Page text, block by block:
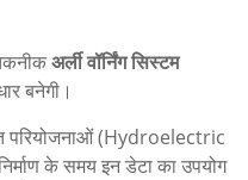
अर्ली वॉर्निंग सिस्टम
बनेगी।
परियोजनाओं (Hydroelectric
के समय इन डेटा का उपयोग